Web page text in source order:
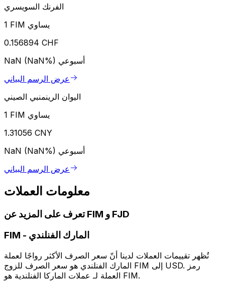
الفرنك السويسري
1 FIM يساوي
0.156894 CHF
NaN (NaN%) أسبوعي
عرض الرسم البياني
اليوان الرينمنبي الصيني
1 FIM يساوي
1.31056 CNY
NaN (NaN%) أسبوعي
عرض الرسم البياني
معلومات العملات
تعرف على المزيد عن FIM و FJD
FIM - المارك الفنلندي
تُظهر تقييمات العملات لدينا أنّ سعر الصرف الأكثر رواجًا لعملة
المارك الفنلندي هو سعر الصرف للزوج FIM إلى USD. رمز
العملة لـ عملات الماركا الفنلندية هو FIM.